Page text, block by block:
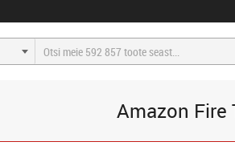
Amazon Fire